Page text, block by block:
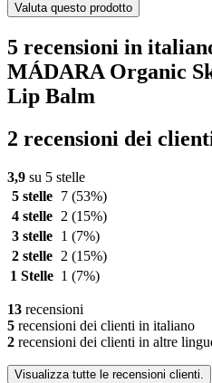
Valuta questo prodotto
5 recensioni in
MÁDARA Organic
Lip Balm
2 recensioni dei
3,9 su 5 stelle
5 stelle
7 (53%)
4 stelle
2 (15%)
3 stelle
1 (7%)
2 stelle
2 (15%)
1 Stelle 1 (7%)
13 recensioni
5 recensioni dei clienti in italiano
2 recensioni dei clienti in altre
Visualizza tutte le recensioni clienti.